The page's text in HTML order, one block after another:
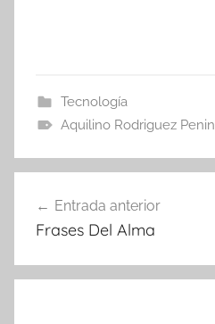
Tecnología
Aquilino Rodriguez Penin
de
Entrada anterior
Frases Del Alma